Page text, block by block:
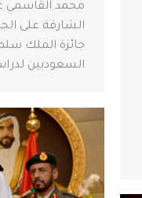
محمد القاسمي
الشارقة على
جائزة الملك
السعوديين